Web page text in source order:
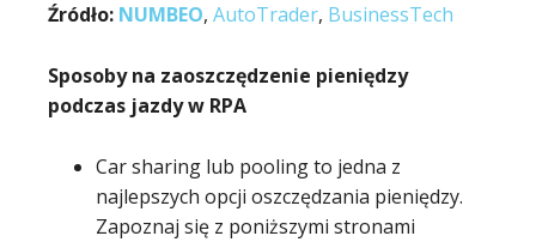
Źródło: NUMBEO, AutoTrader, BusinessTech
Sposoby na zaoszczędzenie pieniędzy
podczas jazdy w RPA
Car sharing lub pooling to jedna z
najlepszych opcji oszczędzania pieniędzy.
Zapoznaj się z poniższymi stronami